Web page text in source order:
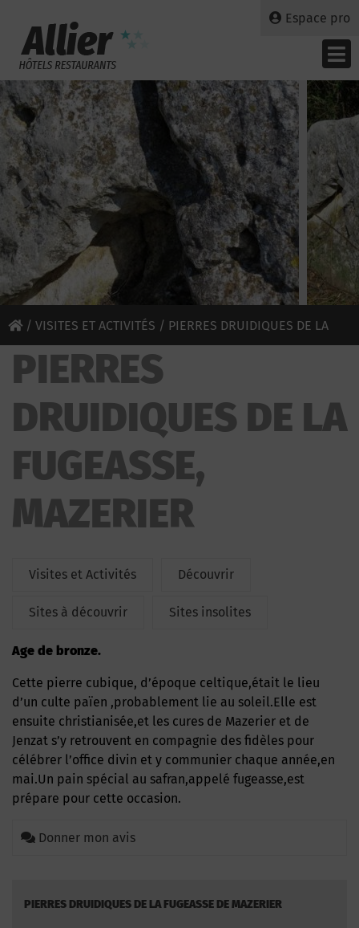
Espace pro
/ VISITES ET ACTIVITÉS / PIERRES DRUIDIQUES DE LA
FUGEASSE
PIERRES
DRUIDIQUES DE LA
FUGEASSE,
MAZERIER
Visites et Activités Découvrir
Sites à découvrir Sites insolites
Age de bronze.
Cette pierre cubique, d’époque celtique,était le lieu
d’un culte païen ,probablement lie au soleil.Elle est
ensuite christianisée,et les cures de Mazerier et de
Jenzat s’y retrouvent en compagnie des fidèles pour
célébrer l’office divin et y communier chaque année,en
mai.Un pain spécial au safran,appelé fugeasse,est
prépare pour cette occasion.
Donner mon avis
PIERRES DRUIDIQUES DE LA FUGEASSE DE MAZERIER